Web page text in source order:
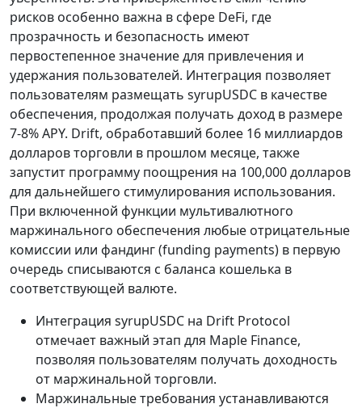
рисков особенно важна в сфере DeFi, где
прозрачность и безопасность имеют
первостепенное значение для привлечения и
удержания пользователей. Интеграция позволяет
пользователям размещать syrupUSDC в качестве
обеспечения, продолжая получать доход в размере
7-8% APY. Drift, обработавший более 16 миллиардов
долларов торговли в прошлом месяце, также
запустит программу поощрения на 100,000 долларов
для дальнейшего стимулирования использования.
При включенной функции мультивалютного
маржинального обеспечения любые отрицательные
комиссии или фандинг (funding payments) в первую
очередь списываются с баланса кошелька в
соответствующей валюте.
Интеграция syrupUSDC на Drift Protocol
отмечает важный этап для Maple Finance,
позволяя пользователям получать доходность
от маржинальной торговли.
Маржинальные требования устанавливаются